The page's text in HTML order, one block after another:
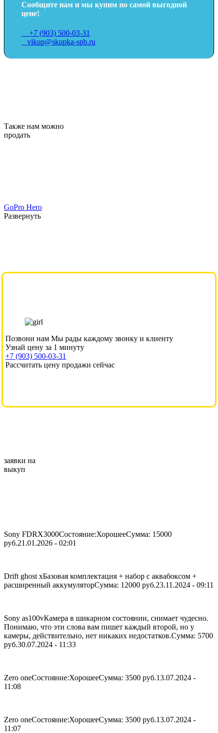
Сообщите нам и мы купим по самой выгодной
цене!
+7 (903) 500-03-31
vikup@skupka-spb.ru
Также нам можно
продать
GoPro Hero
Развернуть
Позвони нам Мы рады каждому звонку и клиенту
Узнай цену за 1 минуту
+7 (903) 500-03-31
Рассчитать цену продажи сейчас
заявки на
выкуп
Sony FDRX3000Состояние:ХорошееСумма: 15000
руб.21.01.2026 - 02:01
Drift ghost xБазовая комплектация + набор с аквабоксом +
расширенный аккумуляторСумма: 12000 руб.23.11.2024 - 09:11
Sony as100vКамера в шикарном состоянии, снимает чудесно.
Понимаю, что эти слова вам пишет каждый второй, но у
камеры, действительно, нет никаких недостатков.Сумма: 5700
руб.30.07.2024 - 11:33
Zero oneСостояние:ХорошееСумма: 3500 руб.13.07.2024 -
11:08
Zero oneСостояние:ХорошееСумма: 3500 руб.13.07.2024 -
11:07